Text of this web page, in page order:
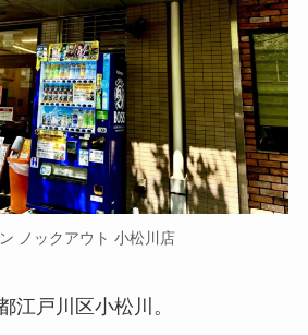
ノックアウト 小松川店
江戸川区小松川。